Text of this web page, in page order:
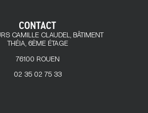
CONTACT
CAMILLE CLAUDEL, BÂTIMENT
THÉIA, 6ÈME ÉTAGE
76100 ROUEN
02 35 02 75 33